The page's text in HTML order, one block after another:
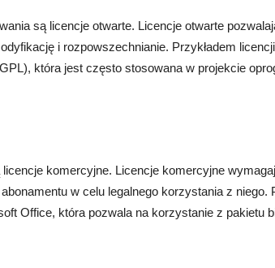
są licencje otwarte. Licencje otwarte
i rozpowszechnianie. Przykładem
która jest często stosowana w projekcie
komercyjne. Licencje komercyjne
w celu legalnego korzystania z niego.
Office, która pozwala na korzystanie z pakietu